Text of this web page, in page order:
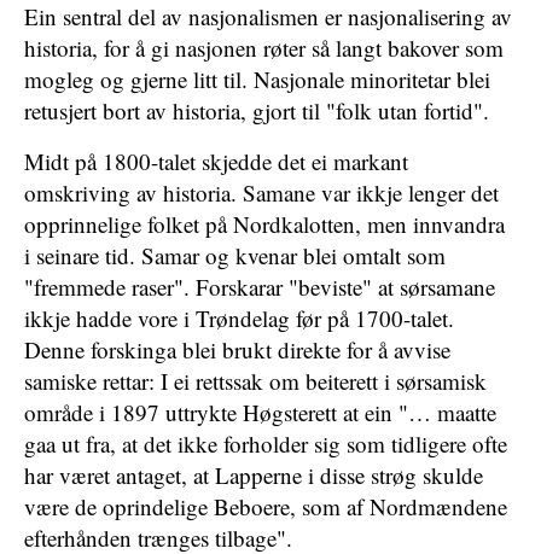
Ein sentral del av nasjonalismen er nasjonalisering av
historia, for å gi nasjonen røter så langt bakover som
mogleg og gjerne litt til. Nasjonale minoritetar blei
retusjert bort av historia, gjort til "folk utan fortid".
Midt på 1800-talet skjedde det ei markant
omskriving av historia. Samane var ikkje lenger det
opprinnelige folket på Nordkalotten, men innvandra
i seinare tid. Samar og kvenar blei omtalt som
"fremmede raser". Forskarar "beviste" at sørsamane
ikkje hadde vore i Trøndelag før på 1700-talet.
Denne forskinga blei brukt direkte for å avvise
samiske rettar: I ei rettssak om beiterett i sørsamisk
område i 1897 uttrykte Høgsterett at ein "… maatte
gaa ut fra, at det ikke forholder sig som tidligere ofte
har været antaget, at Lapperne i disse strøg skulde
være de oprindelige Beboere, som af Nordmændene
efterhånden trænges tilbage".